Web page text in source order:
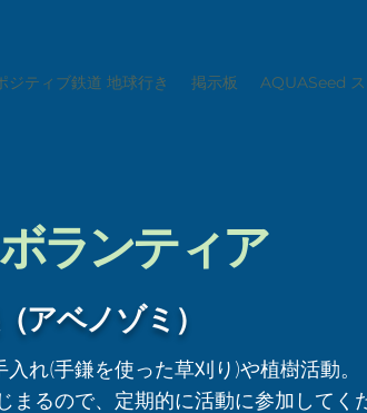
ジティブ鉄道 地球行き 掲示板 AQUASeed
ランティア
アベノゾミ）
れ(手鎌を使った草刈り)や植樹活動。
まるので、定期的に活動に参加してく